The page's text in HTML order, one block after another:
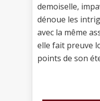
demoiselle,
dénoue les
avec la même
elle fait preuve
points de son